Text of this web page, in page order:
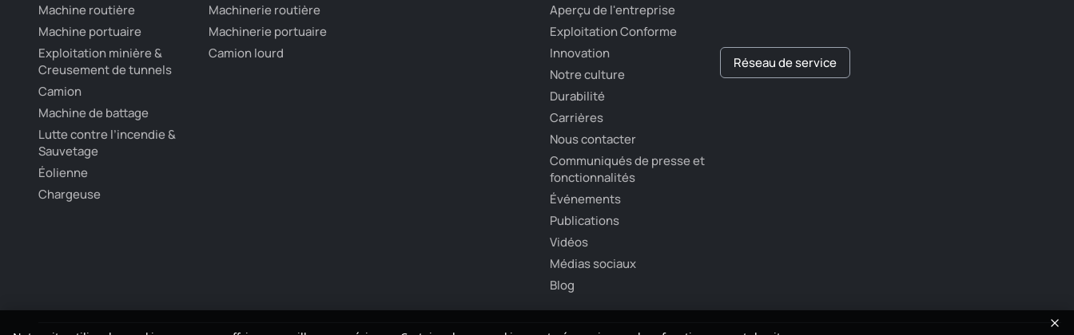
Machine routière
Machine portuaire
Exploitation minière &
Creusement de tunnels
Camion
Machine de battage
Lutte contre l’incendie &
Sauvetage
Éolienne
Chargeuse
Machinerie routière
Machinerie portuaire
Camion lourd
Aperçu de l'entreprise
Exploitation Conforme
Innovation
Notre culture
Durabilité
Carrières
Nous contacter
Communiqués de presse et
fonctionnalités
Événements
Publications
Vidéos
Médias sociaux
Blog
Réseau de service